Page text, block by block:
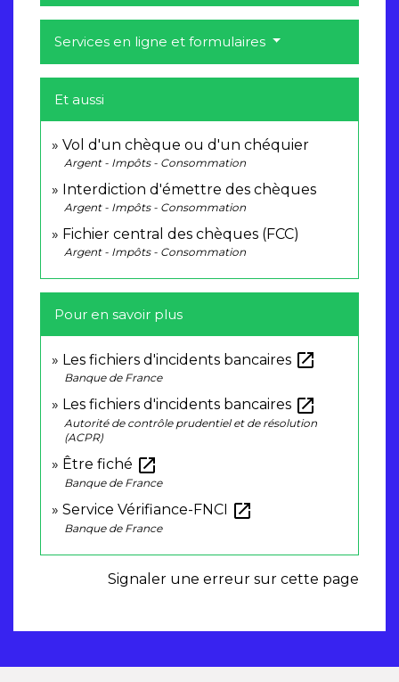
Services en ligne et formulaires
Et aussi
Vol d'un chèque ou d'un chéquier
Argent - Impôts - Consommation
Interdiction d'émettre des chèques
Argent - Impôts - Consommation
Fichier central des chèques (FCC)
Argent - Impôts - Consommation
Pour en savoir plus
Les fichiers d'incidents bancaires open_in_new
Banque de France
Les fichiers d'incidents bancaires open_in_new
Autorité de contrôle prudentiel et de résolution
(ACPR)
Être fiché open_in_new
Banque de France
Service Vérifiance-FNCI open_in_new
Banque de France
Signaler une erreur sur cette page